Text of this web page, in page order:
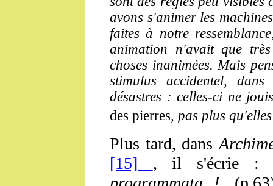
avons s'animer les
faites à notre
animation n'avait que
choses inanimées. Mais
stimulus accidentel,
désastres : celles-ci ne
des pierres, pas plus
Plus tard, dans
[15] , il s'écrie